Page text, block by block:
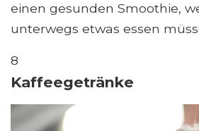
einen gesunden Smoothie,
unterwegs etwas essen
8
Kaffeegetränke